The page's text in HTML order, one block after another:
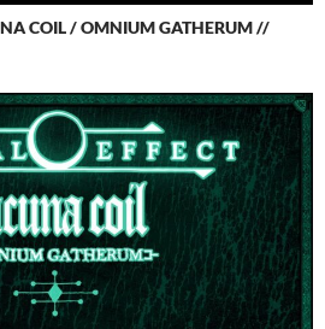
COIL / OMNIUM GATHERUM //